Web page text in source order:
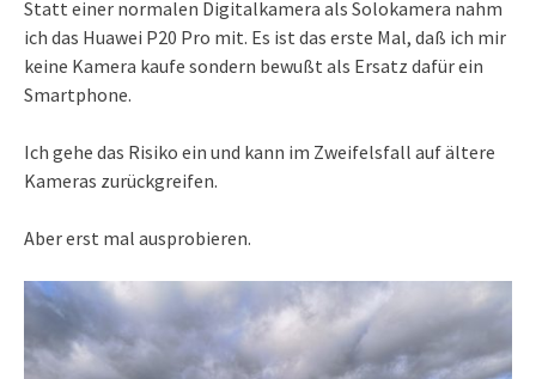
Statt einer normalen Digitalkamera als Solokamera nahm
ich das Huawei P20 Pro mit. Es ist das erste Mal, daß ich mir
keine Kamera kaufe sondern bewußt als Ersatz dafür ein
Smartphone.
Ich gehe das Risiko ein und kann im Zweifelsfall auf ältere
Kameras zurückgreifen.
Aber erst mal ausprobieren.